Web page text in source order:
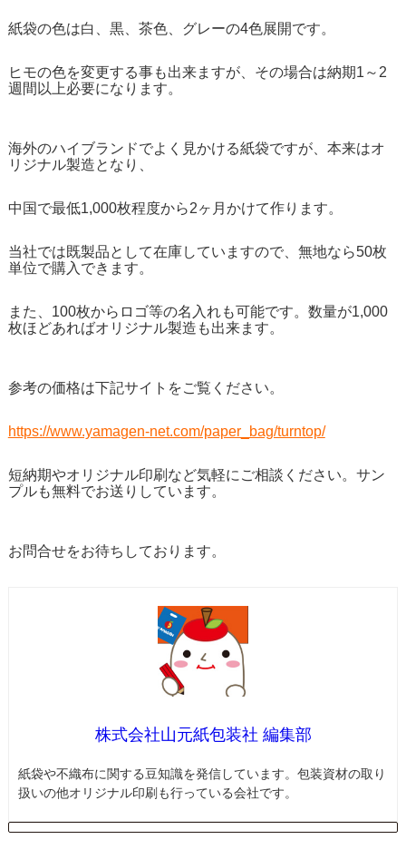
紙袋の色は白、黒、茶色、グレーの4色展開です。
ヒモの色を変更する事も出来ますが、その場合は納期1～2
週間以上必要になります。
海外のハイブランドでよく見かける紙袋ですが、本来はオ
リジナル製造となり、
中国で最低1,000枚程度から2ヶ月かけて作ります。
当社では既製品として在庫していますので、無地なら50枚
単位で購入できます。
また、100枚からロゴ等の名入れも可能です。数量が1,000
枚ほどあればオリジナル製造も出来ます。
参考の価格は下記サイトをご覧ください。
https://www.yamagen-net.com/paper_bag/turntop/
短納期やオリジナル印刷など気軽にご相談ください。サン
プルも無料でお送りしています。
お問合せをお待ちしております。
株式会社山元紙包装社 編集部
紙袋や不織布に関する豆知識を発信しています。包装資材の取り
扱いの他オリジナル印刷も行っている会社です。